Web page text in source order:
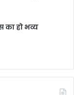
का हो भव्य